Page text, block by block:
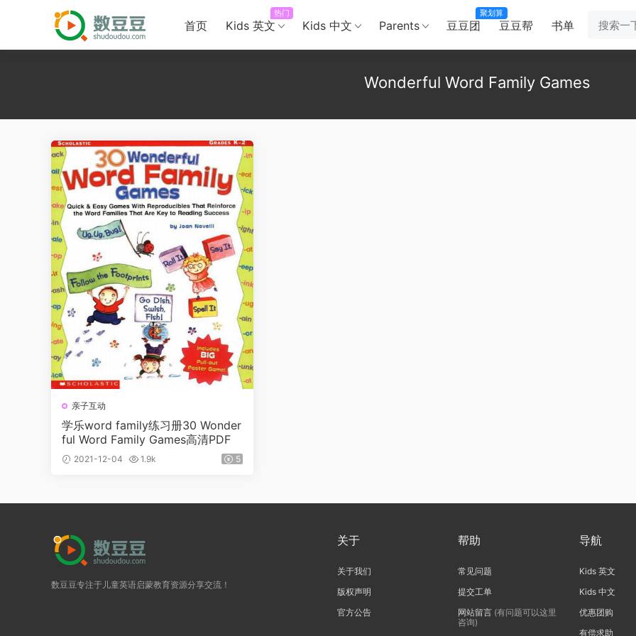
首页 Kids 英文
热门
Kids 中文 Parents 豆豆团
聚划算
豆豆帮 书单
Wonderful Word Family Games
亲子互动
学乐word family练习册30 Wonder
ful Word Family Games高清PDF
2021-12-04 1.9k 5
数豆豆专注于儿童英语启蒙教育资源分享交流！
关于
关于我们
版权声明
官方公告
帮助
常见问题
提交工单
网站留言 (有问题可以这里
咨询)
导航
Kids 英文
Kids 中文
优惠团购
有偿求助